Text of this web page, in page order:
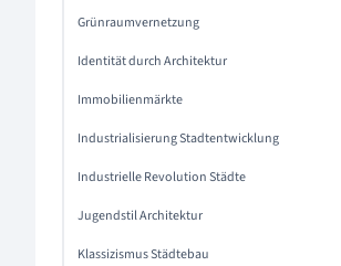
Grünraumvernetzung
Identität durch Architektur
Immobilienmärkte
Industrialisierung Stadtentwicklung
Industrielle Revolution Städte
Jugendstil Architektur
Klassizismus Städtebau